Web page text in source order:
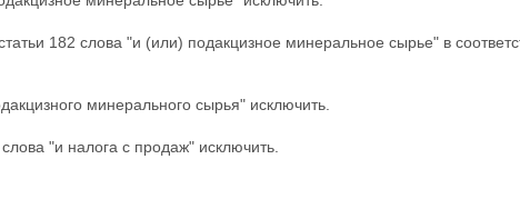
182 слова "и (или) подакцизное минеральное сырье" в
минерального сырья" исключить.
"и налога с продаж" исключить.